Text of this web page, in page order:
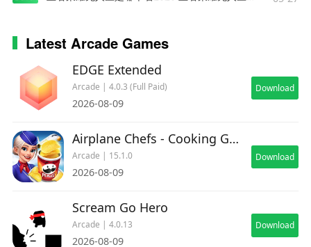
Latest Arcade Games
EDGE Extended
Arcade | 4.0.3 (Full Paid)
2026-08-09
Download
Airplane Chefs - Cooking Game
Arcade | 15.1.0
2026-08-09
Download
Scream Go Hero
Arcade | 4.0.13
2026-08-09
Download